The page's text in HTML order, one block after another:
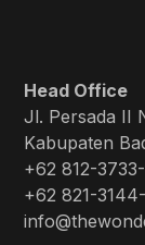
Head Office
Jl. Persada II
Kabupaten
+62 812-
+62 821-